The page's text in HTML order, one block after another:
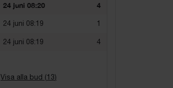
24 juni 08:20 4
24 juni 08:19 1
24 juni 08:19 4
Visa alla bud (13)